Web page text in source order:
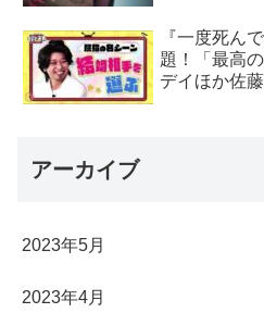
『一度死ん
題！「最高
デイほか佐
アーカイブ
2023年5月
2023年4月